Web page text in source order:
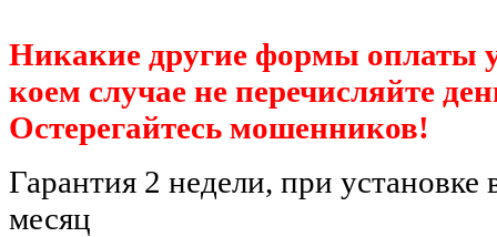
Никакие другие формы оплаты
коем случае не перечисляйте
Остерегайтесь мошенников!
Гарантия 2 недели, при установке
месяц